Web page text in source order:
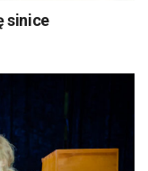
sinice